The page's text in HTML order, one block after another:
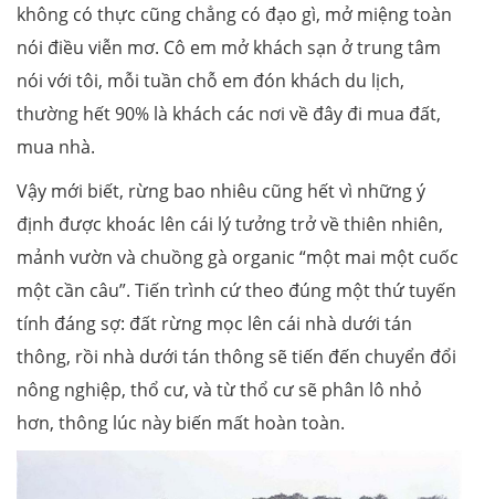
không có thực cũng chẳng có đạo gì, mở miệng toàn
nói điều viễn mơ. Cô em mở khách sạn ở trung tâm
nói với tôi, mỗi tuần chỗ em đón khách du lịch,
thường hết 90% là khách các nơi về đây đi mua đất,
mua nhà.
Vậy mới biết, rừng bao nhiêu cũng hết vì những ý
định được khoác lên cái lý tưởng trở về thiên nhiên,
mảnh vườn và chuồng gà organic “một mai một cuốc
một cần câu”. Tiến trình cứ theo đúng một thứ tuyến
tính đáng sợ: đất rừng mọc lên cái nhà dưới tán
thông, rồi nhà dưới tán thông sẽ tiến đến chuyển đổi
nông nghiệp, thổ cư, và từ thổ cư sẽ phân lô nhỏ
hơn, thông lúc này biến mất hoàn toàn.